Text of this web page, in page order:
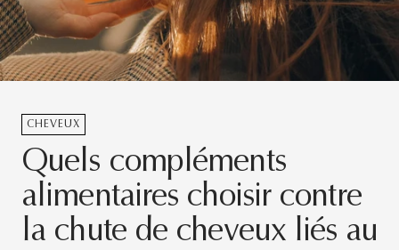
CHEVEUX
Quels compléments
alimentaires choisir contre
la chute de cheveux liés au